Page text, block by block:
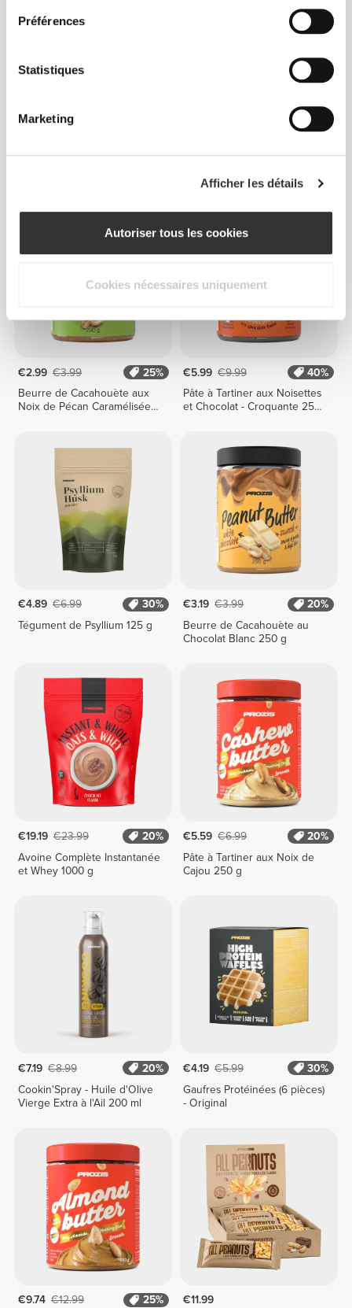
Préférences
Statistiques
Marketing
Afficher les détails
Autoriser tous les cookies
Cookies nécessaires uniquement
pièces) - Nappées de
Chocolat
€2.99 €3.99
25%
Beurre de Cacahouète aux
Noix de Pécan Caramélisées
€5.99 €9.99
40%
Pâte à Tartiner aux Noisettes
et Chocolat - Croquante 250
€4.89 €6.99
30%
Tégument de Psyllium 125 g
€3.19 €3.99
20%
Beurre de Cacahouète au
Chocolat Blanc 250 g
€19.19 €23.99
20%
Avoine Complète Instantanée
et Whey 1000 g
€5.59 €6.99
20%
Pâte à Tartiner aux Noix de
Cajou 250 g
€7.19 €8.99
20%
Cookin'Spray - Huile d'Olive
Vierge Extra à l'Ail 200 ml
€4.19 €5.99
30%
Gaufres Protéinées (6 pièces)
- Original
€9.74 €12.99
25%
€11.99